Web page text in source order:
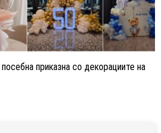
приказна со декорациите на